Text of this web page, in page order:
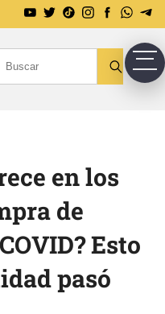
en los
de
Esto
pasó